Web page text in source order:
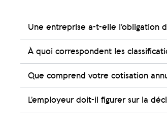
Une entreprise a-t-elle l’obligation
À quoi correspondent les
Que comprend votre cotisation
L’employeur doit-il figurer sur la